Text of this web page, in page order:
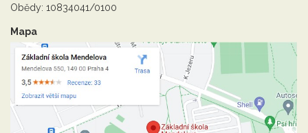
Obědy: 10834041/0100
Mapa